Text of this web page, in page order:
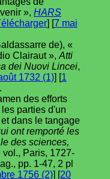
», HARS
] [7 mai
de), «
Clairaut », Atti
dei Nuovi Lincei,
1732 (1)] [1
des efforts
parties d'un
dans le tangage
ont remporté les
des sciences,
vol., Paris, 1727-
pp. 1-47, 2 pl
1756 (2)] [20